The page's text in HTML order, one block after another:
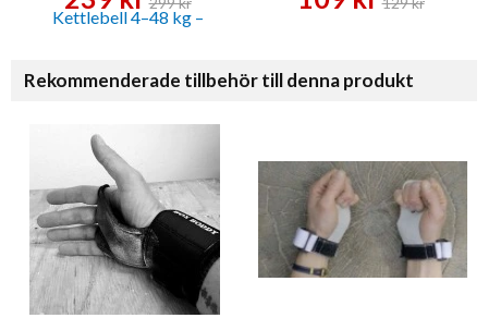
Rekommenderade tillbehör till denna produkt